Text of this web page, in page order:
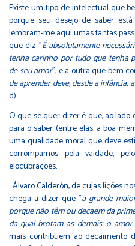
Existe um tipo de intelectual que
porque seu desejo de saber
lembram-me aqui umas tantas
que diz: "É absolutamente
tenha carinho por tudo que tenha
de seu amor"; e a outra que bem
de aprender deve, desde a infância,
d).
O que se quer dizer é que, ao
para o saber (entre elas, a boa
uma qualidade moral que deve
corrompamos pela vaidade,
elocubrações.
Álvaro Calderón, de cujas lições
chega a dizer que "a grande
porque não têm ou decaem da
da qual brotam as demais: o
mais contribuem ao decaimento